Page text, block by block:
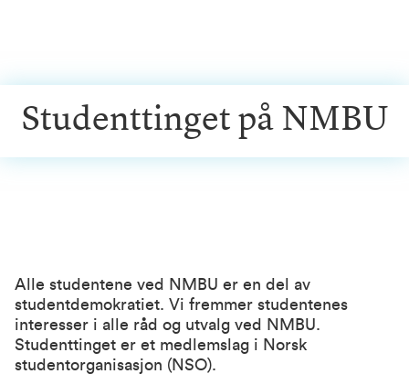
Studenttinget på NMBU
Alle studentene ved NMBU er en del av
studentdemokratiet. Vi fremmer studentenes
interesser i alle råd og utvalg ved NMBU.
Studenttinget er et medlemslag i Norsk
studentorganisasjon (NSO).